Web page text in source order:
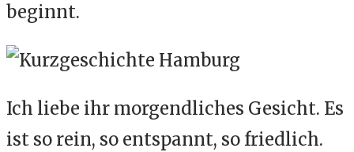
beginnt.
Ich liebe ihr morgendliches Gesicht. Es
ist so rein, so entspannt, so friedlich.